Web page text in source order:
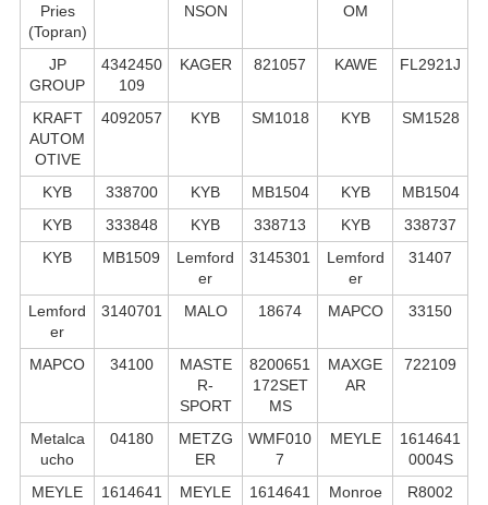
Pries
(Topran)
NSON
OM
JP
GROUP
4342450
109
KAGER 821057 KAWE FL2921J
KRAFT
AUTOM
OTIVE
4092057 KYB SM1018 KYB SM1528
KYB 338700 KYB MB1504 KYB
MB1504
KYB
333848 KYB 338713 KYB
338737
KYB
MB1509
Lemford
er
3145301
Lemford
er
31407
Lemford
er
3140701 MALO 18674 MAPCO 33150
MAPCO 34100
MASTE
R-
SPORT
8200651
172SET
MS
MAXGE
AR
722109
Metalca
ucho
04180
METZG
ER
WMF010
7
MEYLE
1614641
0004S
MEYLE
1614641
MEYLE
1614641
Monroe R8002